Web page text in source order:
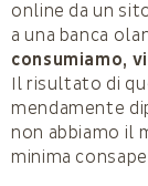
online da un
a una banca
consumiamo,
Il risultato di
mendamente
non abbiamo il
minima